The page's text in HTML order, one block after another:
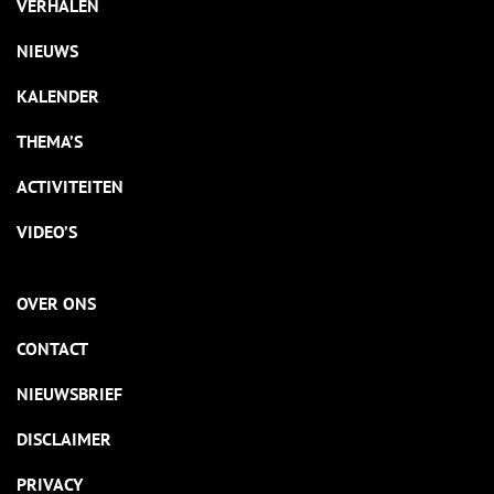
VERHALEN
NIEUWS
KALENDER
THEMA’S
ACTIVITEITEN
VIDEO’S
OVER ONS
CONTACT
NIEUWSBRIEF
DISCLAIMER
PRIVACY